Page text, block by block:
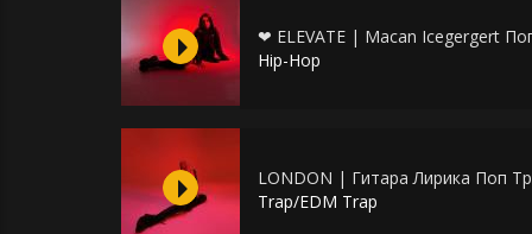
❤ ELEVATE | Macan Icegergert
Hip-Hop
LONDON | Гитара Лирика Поп
Trap/EDM Trap